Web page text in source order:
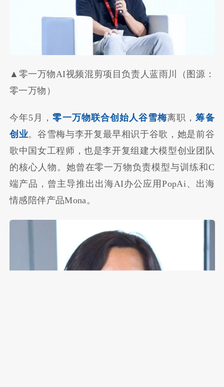
▲零一万物AI视频混剪项目负责人蓝雨川（图源：
零一万物）
今年5月，零一万物联合创始人谷雪梅离职，筹备
创业。谷雪梅与李开复最早相识于谷歌，她是前谷
歌中国女工程师，也是李开复组建大模型创业团队
的核心人物。她曾在零一万物负责模型与训练和C
端产品，曾主导推出出海AI办公应用PopAi、出海
情感陪伴产品Mona。